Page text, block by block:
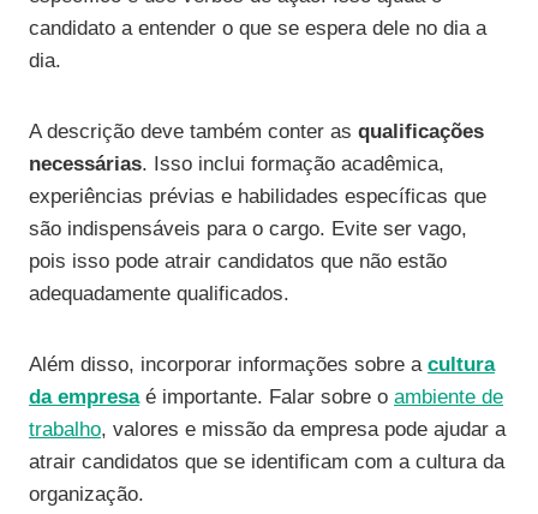
candidato a entender o que se espera dele no dia a
dia.
A descrição deve também conter as qualificações
necessárias. Isso inclui formação acadêmica,
experiências prévias e habilidades específicas que
são indispensáveis para o cargo. Evite ser vago,
pois isso pode atrair candidatos que não estão
adequadamente qualificados.
Além disso, incorporar informações sobre a cultura
da empresaé importante. Falar sobre o ambiente de
trabalho, valores e missão da empresa pode ajudar a
atrair candidatos que se identificam com a cultura da
organização.